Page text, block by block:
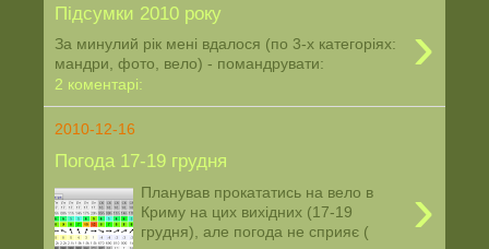
Підсумки 2010 року ›
За минулий рік мені вдалося (по 3-х категоріях:
мандри, фото, вело) - помандрувати:
2 коментарі:
2010-12-16
Погода 17-19 грудня
›
Планував прокататись на вело в
Криму на цих вихідних (17-19
грудня), але погода не сприяє (